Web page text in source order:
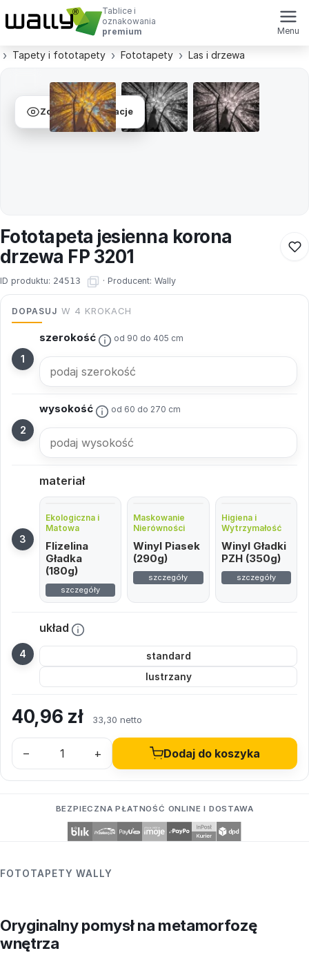
Tablice i
oznakowania
premium
Menu
Tapety i fototapety Fototapety Las i drzewa
Zobacz wizualizacje
Fototapeta jesienna korona
drzewa FP 3201
ID produktu: 24513 · Producent: Wally
DOPASUJ W 4 KROKACH
szerokość od 90 do 405 cm
wysokość od 60 do 270 cm
materiał
Ekologiczna i
Matowa
Flizelina
Gładka
(180g)
szczegóły
Maskowanie
Nierówności
Winyl Piasek
(290g)
szczegóły
Higiena i
Wytrzymałość
Winyl Gładki
PZH (350g)
szczegóły
układ
standard
lustrzany
40,96 zł 33,30 netto
– + Dodaj do koszyka
BEZPIECZNA PŁATNOŚĆ ONLINE I DOSTAWA
FOTOTAPETY WALLY
Oryginalny pomysł na metamorfozę
wnętrza